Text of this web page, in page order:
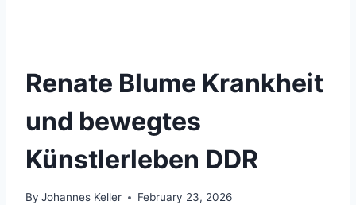
Renate Blume Krankheit
und bewegtes
Künstlerleben DDR
By Johannes Keller February 23, 2026